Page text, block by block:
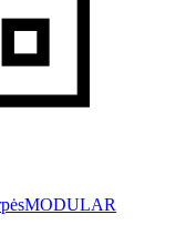
MODULAR